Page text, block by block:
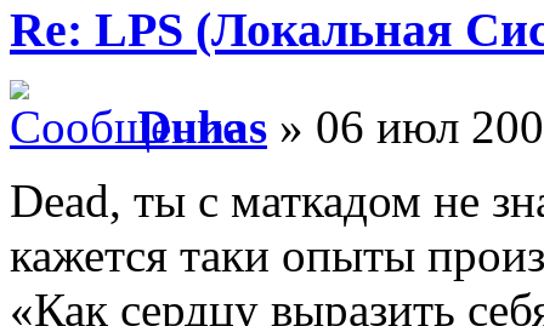
Re: LPS (Локальная
Duhas » 06 июл
Dead, ты с маткадом не
кажется таки опыты
«Как сердцу выразить